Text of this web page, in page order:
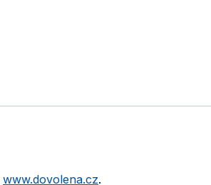
www.dovolena.cz.